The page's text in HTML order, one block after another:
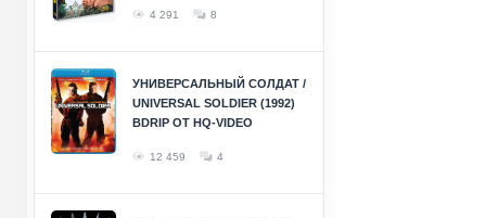
4 291 8
УНИВЕРСАЛЬНЫЙ СОЛДАТ /
UNIVERSAL SOLDIER (1992)
BDRIP ОТ HQ-VIDEO
12 459 4